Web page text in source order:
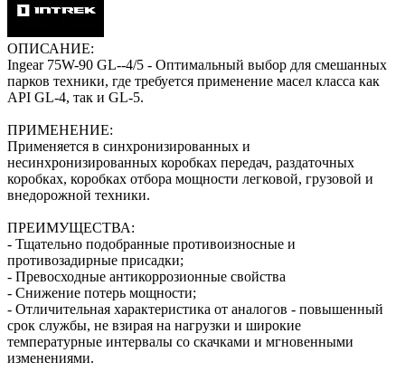
ОПИСАНИЕ:
Ingear 75W-90 GL--4/5 - Оптимальный выбор для смешанных
парков техники, где требуется применение масел класса как
API GL-4, так и GL-5.
ПРИМЕНЕНИЕ:
Применяется в синхронизированных и
несинхронизированных коробках передач, раздаточных
коробках, коробках отбора мощности легковой, грузовой и
внедорожной техники.
ПРЕИМУЩЕСТВА:
- Тщательно подобранные противоизносные и
противозадирные присадки;
- Превосходные антикоррозионные свойства
- Снижение потерь мощности;
- Отличительная характеристика от аналогов - повышенный
срок службы, не взирая на нагрузки и широкие
температурные интервалы со скачками и мгновенными
изменениями.